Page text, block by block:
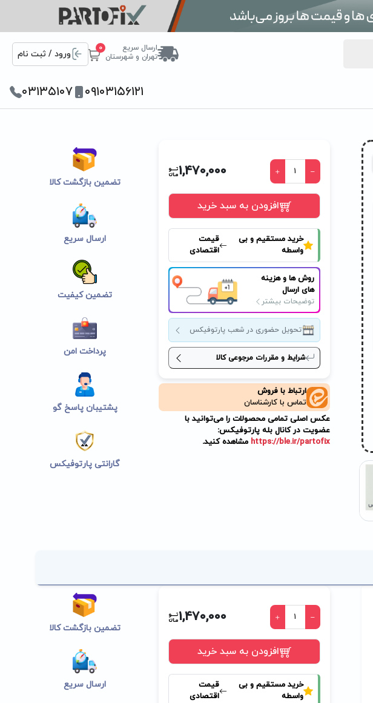
ارسال سریع
تهران و شهرستان
0
ورود / ثبت نام
۰۹۱۰۳۱۵۶۱۲۱ ۰۳۱۳۵۱۰۷
1,470,000
افزودن به سبد خرید
خرید مستقیم و بی
واسطه
قیمت
اقتصادی
روش ها و هزینه
های ارسال
توضیحات بیشتر
تحویل حضوری در شعب پارتوفیکس
شرایط و مقررات مرجوعی کالا
ارتباط با فروش
تماس با کارشناسان
عکس اصلی تمامی محصولات را می‌توانید با
عضویت در کانال بله پارتوفیکس:
https://ble.ir/partofix مشاهده کنید.
تضمین بازگشت کالا
ارسال سریع
تضمین کیفیت
پرداخت امن
پشتیبان پاسخ گو
گارانتی پارتوفیکس
1,470,000
افزودن به سبد خرید
خرید مستقیم و بی
واسطه
قیمت
اقتصادی
تضمین بازگشت کالا
ارسال سریع